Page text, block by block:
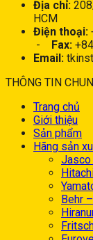
Địa chỉ:
HCM
Điện thoại:
-
Fax:
Email:
THÔNG TIN
Trang chủ
Giới thiệu
Sản phẩm
Hãng sản
Jasco
Behr